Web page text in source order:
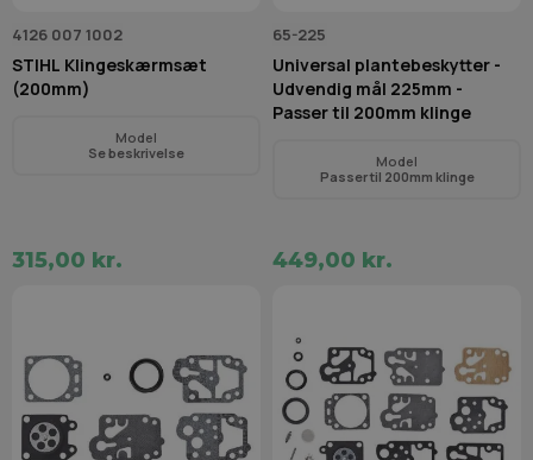
4126 007 1002
STIHL Klingeskærmsæt
(200mm)
Model
Se beskrivelse
315,00 kr.
65-225
Universal plantebeskytter -
Udvendig mål 225mm -
Passer til 200mm klinge
Model
Passer til 200mm klinge
449,00 kr.